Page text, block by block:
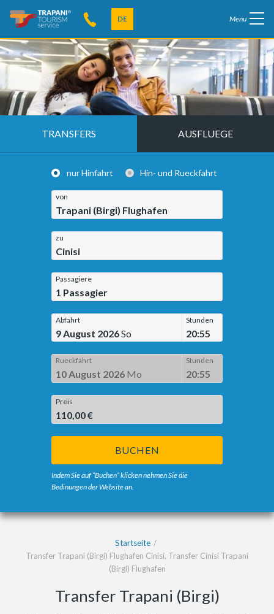
DE Menu
TRANSFERS AUSFLUEGE
nur Hinfahrt Hin- und Rueckfahrt
von
Trapani (Birgi) Flughafen
zu
Cinisi
Passagiere
1 Passagier
Abfahrt
9 August 2026So
Stunden
20:55
Rueckfahrt
10 August 2026 Mo
Stunden
20:55
Preis
110,00 €
BUCHEN
Indem Sie auf “Buchen” klicken nehmen Sie die
Bedinungen der Website an.
Startseite
Transfer Trapani (Birgi) Flughafen Cinisi, Transfer Cinisi Trapani
(Birgi) Flughafen
Transfer Trapani (Birgi)